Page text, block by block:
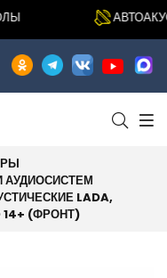
АУДИОСИСТЕМ
LADA,
14+ (ФРОНТ)